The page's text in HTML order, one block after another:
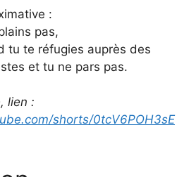
:
pas,
tu te réfugies auprès des
et tu ne pars pas.
lien :
shorts/0tcV6POH3sE